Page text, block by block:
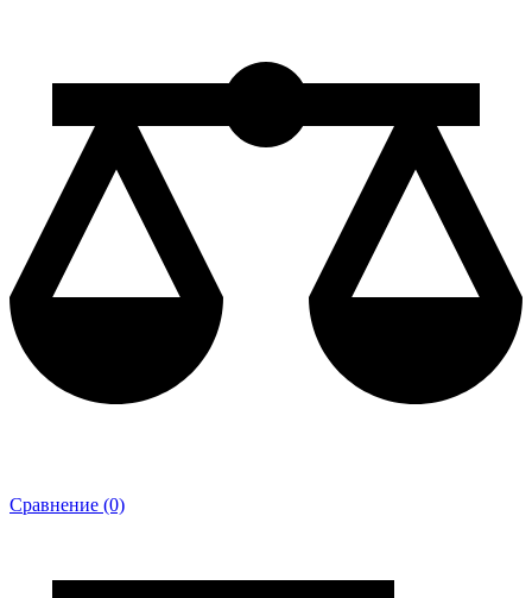
Сравнение (0)